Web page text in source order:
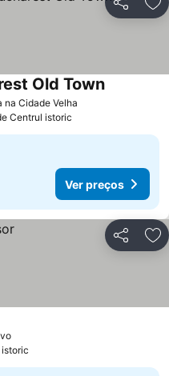
Partilhar
Cidade Velha
Old Town
Centrul istoric
Ver preços
Partilhar
istoric